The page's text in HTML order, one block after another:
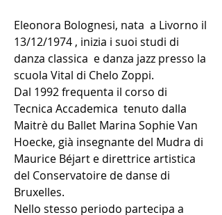
Eleonora Bolognesi, nata a Livorno il
13/12/1974 , inizia i suoi studi di
danza classica e danza jazz presso la
scuola Vital di Chelo Zoppi.
Dal 1992 frequenta il corso di
Tecnica Accademica tenuto dalla
Maitrè du Ballet Marina Sophie Van
Hoecke, già insegnante del Mudra di
Maurice Béjart e direttrice artistica
del Conservatoire de danse di
Bruxelles.
Nello stesso periodo partecipa a